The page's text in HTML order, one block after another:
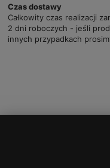
Czas dostawy
Całkowity czas realizacji
2 dni roboczych - jeśli
innych przypadkach